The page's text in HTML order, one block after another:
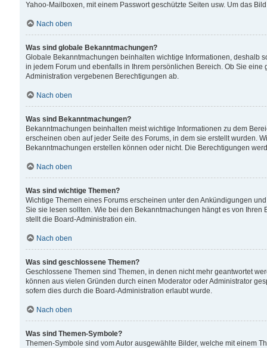
Yahoo-Mailboxen, mit einem Passwort geschützte Seiten usw. Um das
Nach oben
Was sind globale Bekanntmachungen?
Globale Bekanntmachungen beinhalten wichtige Informationen, deshalb
in jedem Forum und ebenfalls in Ihrem persönlichen Bereich. Ob Sie
Administration vergebenen Berechtigungen ab.
Nach oben
Was sind Bekanntmachungen?
Bekanntmachungen beinhalten meist wichtige Informationen zu dem
erscheinen oben auf jeder Seite des Forums, in dem sie erstellt wurden.
Bekanntmachungen erstellen können oder nicht. Die Berechtigungen
Nach oben
Was sind wichtige Themen?
Wichtige Themen eines Forums erscheinen unter den Ankündigungen
Sie sie lesen sollten. Wie bei den Bekanntmachungen hängt es von
stellt die Board-Administration ein.
Nach oben
Was sind geschlossene Themen?
Geschlossene Themen sind Themen, in denen nicht mehr geantwortet
können aus vielen Gründen durch einen Moderator oder Administrator
sofern dies durch die Board-Administration erlaubt wurde.
Nach oben
Was sind Themen-Symbole?
Themen-Symbole sind vom Autor ausgewählte Bilder, welche mit einem